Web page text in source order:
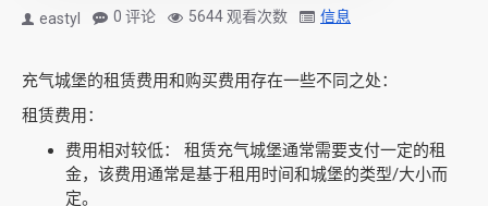
eastyl 0 评论 5644 观看次数 信息
充气城堡的租赁费用和购买费用存在一些不同之处：
租赁费用：
费用相对较低： 租赁充气城堡通常需要支付一定的租
金，该费用通常是基于租用时间和城堡的类型/大小而
定。